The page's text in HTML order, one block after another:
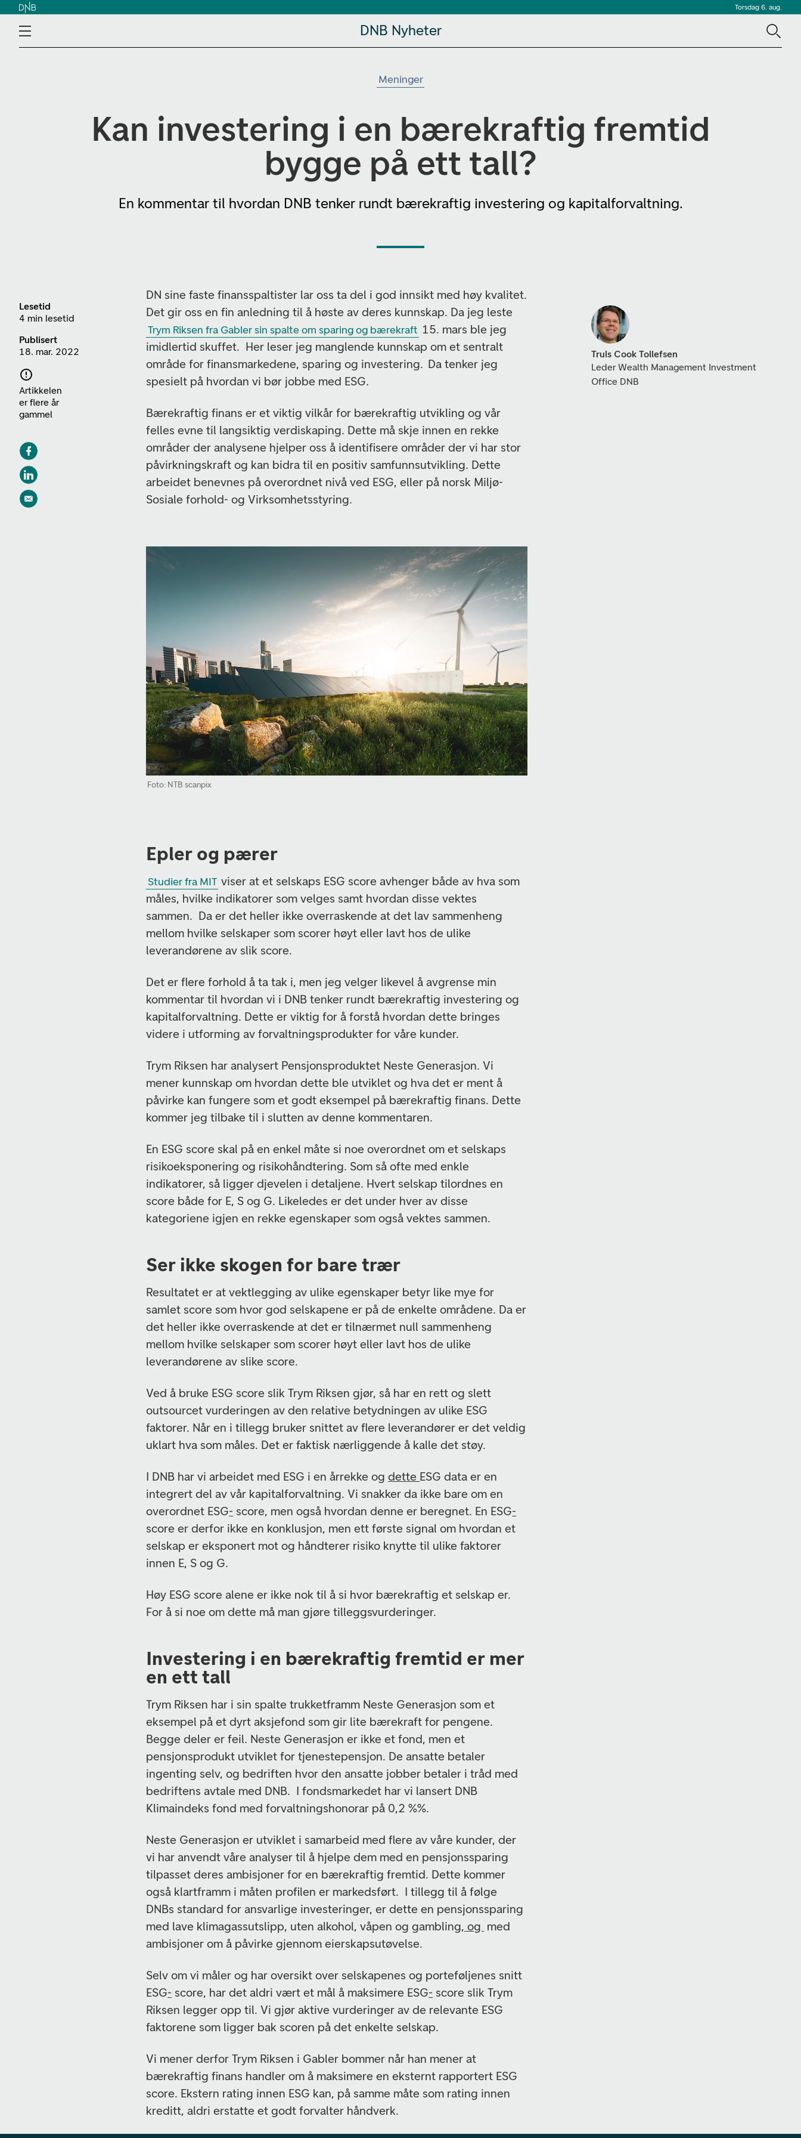
Torsdag 6. aug.
DNB Nyheter
Meninger
Kan investering i en bærekraftig fremtid
bygge på ett tall?
En kommentar til hvordan DNB tenker rundt bærekraftig investering og kapitalforvaltning.
Lesetid
4 min lesetid
Publisert
18. mar. 2022
Artikkelen
er flere år
gammel
DN sine faste finansspaltister lar oss ta del i god innsikt med høy kvalitet.
Det gir oss en fin anledning til å høste av deres kunnskap. Da jeg leste
Trym Riksen fra Gabler sin spalte om sparing og bærekraft 15. mars ble jeg
imidlertid skuffet. Her leser jeg manglende kunnskap om et sentralt
område for finansmarkedene, sparing og investering. Da tenker jeg
spesielt på hvordan vi bør jobbe med ESG.
Bærekraftig finans er et viktig vilkår for bærekraftig utvikling og vår
felles evne til langsiktig verdiskaping. Dette må skje innen en rekke
områder der analysene hjelper oss å identifisere områder der vi har stor
påvirkningskraft og kan bidra til en positiv samfunnsutvikling. Dette
arbeidet benevnes på overordnet nivå ved ESG, eller på norsk Miljø-
Sosiale forhold- og Virksomhetsstyring.
Foto: NTB scanpix
Epler og pærer
Studier fra MIT viser at et selskaps ESG score avhenger både av hva som
måles, hvilke indikatorer som velges samt hvordan disse vektes
sammen. Da er det heller ikke overraskende at det lav sammenheng
mellom hvilke selskaper som scorer høyt eller lavt hos de ulike
leverandørene av slik score.
Det er flere forhold å ta tak i, men jeg velger likevel å avgrense min
kommentar til hvordan vi i DNB tenker rundt bærekraftig investering og
kapitalforvaltning. Dette er viktig for å forstå hvordan dette bringes
videre i utforming av forvaltningsprodukter for våre kunder.
Trym Riksen har analysert Pensjonsproduktet Neste Generasjon. Vi
mener kunnskap om hvordan dette ble utviklet og hva det er ment å
påvirke kan fungere som et godt eksempel på bærekraftig finans. Dette
kommer jeg tilbake til i slutten av denne kommentaren.
En ESG score skal på en enkel måte si noe overordnet om et selskaps
risikoeksponering og risikohåndtering. Som så ofte med enkle
indikatorer, så ligger djevelen i detaljene. Hvert selskap tilordnes en
score både for E, S og G. Likeledes er det under hver av disse
kategoriene igjen en rekke egenskaper som også vektes sammen.
Ser ikke skogen for bare trær
Resultatet er at vektlegging av ulike egenskaper betyr like mye for
samlet score som hvor god selskapene er på de enkelte områdene. Da er
det heller ikke overraskende at det er tilnærmet null sammenheng
mellom hvilke selskaper som scorer høyt eller lavt hos de ulike
leverandørene av slike score.
Ved å bruke ESG score slik Trym Riksen gjør, så har en rett og slett
outsourcet vurderingen av den relative betydningen av ulike ESG
faktorer. Når en i tillegg bruker snittet av flere leverandører er det veldig
uklart hva som måles. Det er faktisk nærliggende å kalle det støy.
I DNB har vi arbeidet med ESG i en årrekke ogdette ESG data er en
integrert del av vår kapitalforvaltning. Vi snakker da ikke bare om en
overordnet ESG- score, men også hvordan denne er beregnet. En ESG-
score er derfor ikke en konklusjon, men ett første signal om hvordan et
selskap er eksponert mot og håndterer risiko knytte til ulike faktorer
innen E, S og G.
Høy ESG score alene er ikke nok til å si hvor bærekraftig et selskap er.
For å si noe om dette må man gjøre tilleggsvurderinger.
Investering i en bærekraftig fremtid er mer
en ett tall
Trym Riksen har i sin spalte trukketframm Neste Generasjon som et
eksempel på et dyrt aksjefond som gir lite bærekraft for pengene.
Begge deler er feil. Neste Generasjon er ikke et fond, men et
pensjonsprodukt utviklet for tjenestepensjon. De ansatte betaler
ingenting selv, og bedriften hvor den ansatte jobber betaler i tråd med
bedriftens avtale med DNB. I fondsmarkedet har vi lansert DNB
Klimaindeks fond med forvaltningshonorar på 0,2 %%.
Neste Generasjon er utviklet i samarbeid med flere av våre kunder, der
vi har anvendt våre analyser til å hjelpe dem med en pensjonssparing
tilpasset deres ambisjoner for en bærekraftig fremtid. Dette kommer
også klartframm i måten profilen er markedsført. I tillegg til å følge
DNBs standard for ansvarlige investeringer, er dette en pensjonssparing
med lave klimagassutslipp, uten alkohol, våpen og gambling, og med
ambisjoner om å påvirke gjennom eierskapsutøvelse.
Selv om vi måler og har oversikt over selskapenes og porteføljenes snitt
ESG- score, har det aldri vært et mål å maksimere ESG- score slik Trym
Riksen legger opp til. Vi gjør aktive vurderinger av de relevante ESG
faktorene som ligger bak scoren på det enkelte selskap.
Vi mener derfor Trym Riksen i Gabler bommer når han mener at
bærekraftig finans handler om å maksimere en eksternt rapportert ESG
score. Ekstern rating innen ESG kan, på samme måte som rating innen
kreditt, aldri erstatte et godt forvalter håndverk.
Truls Cook Tollefsen
Leder Wealth Management Investment
Office DNB